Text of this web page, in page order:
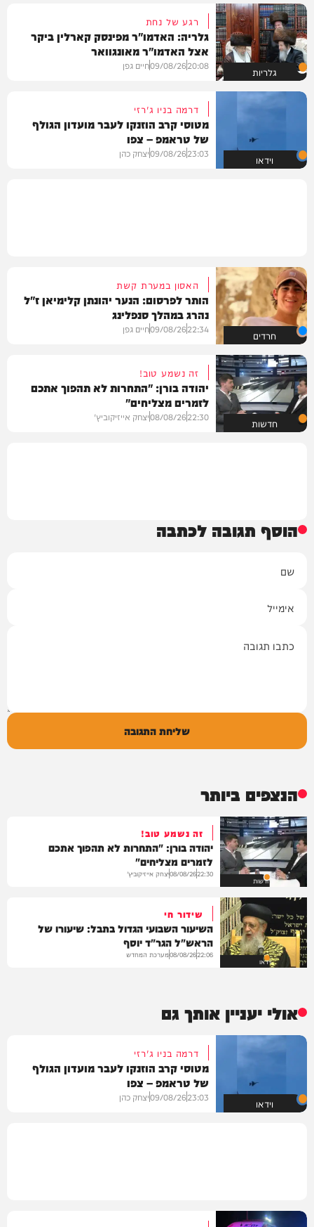
גלריות
רגע של נחת
גלריה: האדמו"ר מפינסק קארלין ביקר
אצל האדמו"ר מאונגוואר
20:08
09/08/26חיים גפן
וידאו
דרמה בניו ג'רזי
מטוסי קרב הוזנקו לעבר מועדון הגולף
של טראמפ – צפו
23:03
09/08/26יצחק כהן
חרדים
האסון במערת קשת
הותר לפרסום: הנער יהונתן קלימיאן ז"ל
נהרג במהלך סנפלינג
22:34
09/08/26חיים גפן
חדשות
זה נשמע טוב!
יהודה בורן: "התחרות לא תהפוך אתכם
לזמרים מצליחים"
22:30
08/08/26יצחק אייזיקוביץ'
הוסף תגובה לכתבה
שליחת התגובה
הנצפים ביותר
חדשות
זה נשמע טוב!
יהודה בורן: "התחרות לא תהפוך אתכם
לזמרים מצליחים"
22:30
08/08/26יצחק אייזיקוביץ'
וידאו
שידור חי
השיעור השבועי הגדול בתבל: שיעורו של
הראש"ל הגר"ד יוסף
22:06
08/08/26מערכת המחדש
אולי יעניין אותך גם
וידאו
דרמה בניו ג'רזי
מטוסי קרב הוזנקו לעבר מועדון הגולף
של טראמפ – צפו
23:03
09/08/26יצחק כהן